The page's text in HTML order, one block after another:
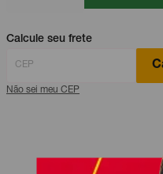
Calcule seu frete
Não sei meu CEP